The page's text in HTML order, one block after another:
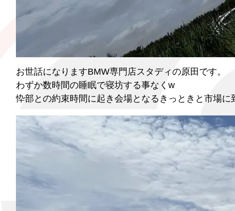
お世話になりますBMW専門店スタディの原田です。
わずか数時間の睡眠で寝坊する事なくw
忰部との約束時間に起き会場となるきっときと市場